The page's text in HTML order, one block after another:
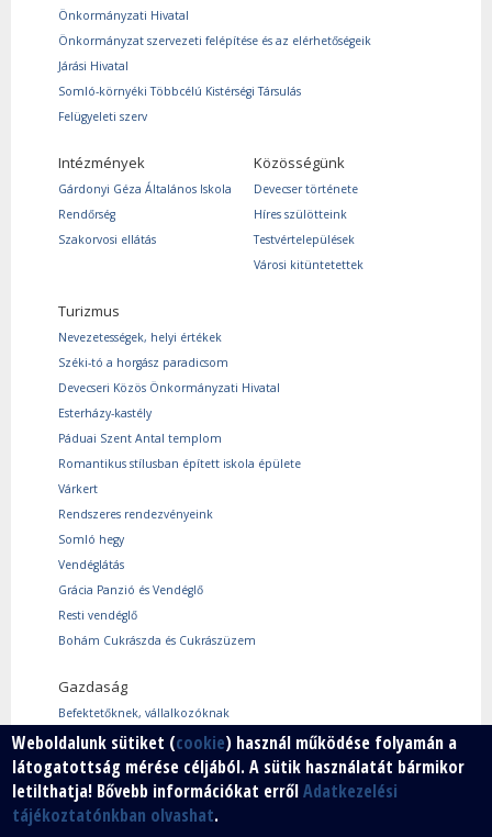
Önkormányzati Hivatal
Önkormányzat szervezeti felépítése és az elérhetőségeik
Járási Hivatal
Somló-környéki Többcélú Kistérségi Társulás
Felügyeleti szerv
Intézmények
Gárdonyi Géza Általános Iskola
Rendőrség
Szakorvosi ellátás
Közösségünk
Devecser története
Híres szülötteink
Testvértelepülések
Városi kitüntetettek
Turizmus
Nevezetességek, helyi értékek
Széki-tó a horgász paradicsom
Devecseri Közös Önkormányzati Hivatal
Esterházy-kastély
Páduai Szent Antal templom
Romantikus stílusban épített iskola épülete
Várkert
Rendszeres rendezvényeink
Somló hegy
Vendéglátás
Grácia Panzió és Vendéglő
Resti vendéglő
Bohám Cukrászda és Cukrászüzem
Gazdaság
Befektetőknek, vállalkozóknak
Használtcikk piac
Márkáink
Szabad vállalkozói zóna
Vállalkozók
Weboldalunk sütiket (cookie) használ működése folyamán a
látogatottság mérése céljából. A sütik használatát bármikor
letilthatja! Bővebb információkat errőlAdatkezelési
tájékoztatónkban olvashat.